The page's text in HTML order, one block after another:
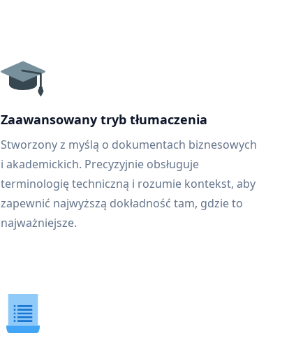
Zaawansowany tryb tłumaczenia
Stworzony z myślą o dokumentach biznesowych
i akademickich. Precyzyjnie obsługuje
terminologię techniczną i rozumie kontekst, aby
zapewnić najwyższą dokładność tam, gdzie to
najważniejsze.